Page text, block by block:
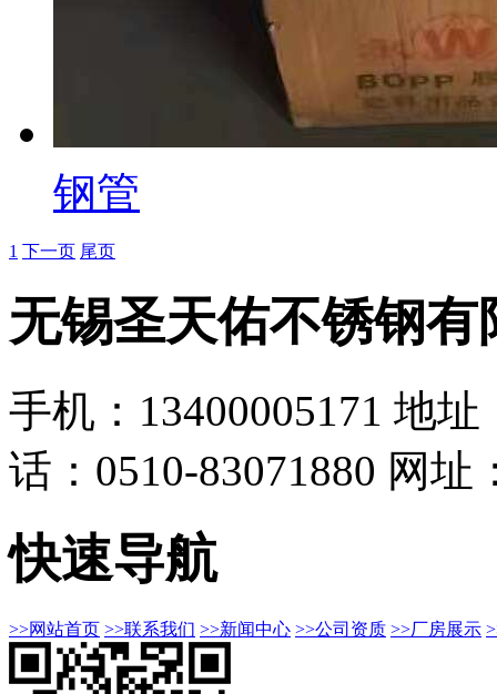
钢管
1 下一页 尾页
无锡圣天佑不锈钢有
手机：13400005171 地址
话：0510-83071880 网址
快速导航
>>网站首页 >>联系我们 >>新闻中心 >>公司资质 >>厂房展示